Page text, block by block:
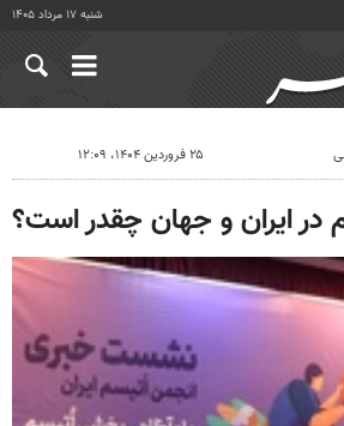
شنبه ۱۷ مرداد ۱۴۰۵
۲۵ فروردین ۱۴۰۴، ۱۲:۰۹
در ایران و جهان چقدر است؟